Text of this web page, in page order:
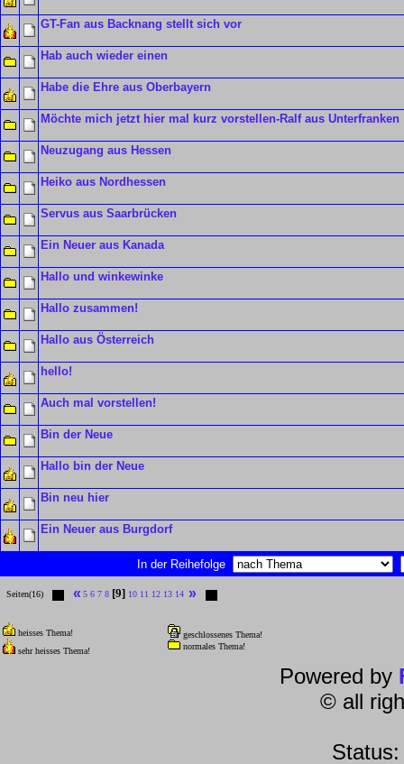
GT-Fan aus Backnang stellt sich vor
Hab auch wieder einen
Habe die Ehre aus Oberbayern
Möchte mich jetzt hier mal kurz vorstellen-Ralf aus Unterfranken
Neuzugang aus Hessen
Heiko aus Nordhessen
Servus aus Saarbrücken
Ein Neuer aus Kanada
Hallo und winkewinke
Hallo zusammen!
Hallo aus Österreich
hello!
Auch mal vorstellen!
Bin der Neue
Hallo bin der Neue
Bin neu hier
Ein Neuer aus Burgdorf
In der Reihefolge
Seiten(16) « 5 6 7 8 [9] 10 11 12 13 14 »
heisses Thema!
sehr heisses Thema!
geschlossenes Thema!
normales Thema!
Powered by
© all